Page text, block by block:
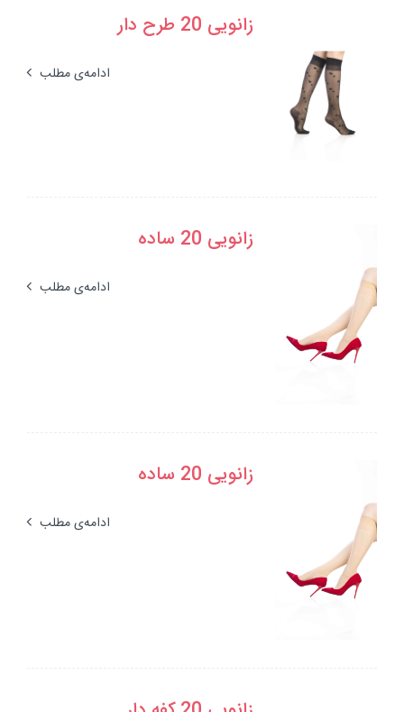
زانویی 20 طرح دار
ادامه‌ی مطلب
زانویی 20 ساده
ادامه‌ی مطلب
زانویی 20 ساده
ادامه‌ی مطلب